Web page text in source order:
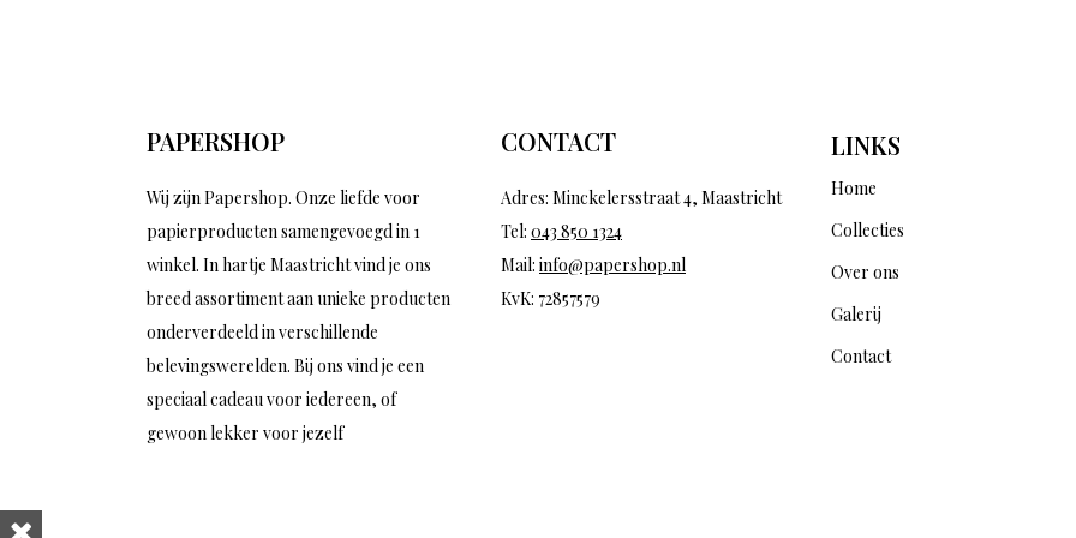
PAPERSHOP
Wij zijn Papershop. Onze liefde voor
papierproducten samengevoegd in 1
winkel. In hartje Maastricht vind je ons
breed assortiment aan unieke producten
onderverdeeld in verschillende
belevingswerelden. Bij ons vind je een
speciaal cadeau voor iedereen, of
gewoon lekker voor jezelf
CONTACT
Adres: Minckelersstraat 4, Maastricht
Tel: 043 850 1324
Mail: info@papershop.nl
KvK: 72857579
LINKS
Home
Collecties
Over ons
Galerij
Contact